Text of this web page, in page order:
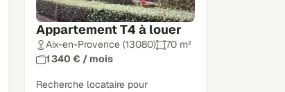
Appartement T4 à louer
Aix-en-Provence (13080)
70 m²
1 340 € / mois
Recherche locataire pour